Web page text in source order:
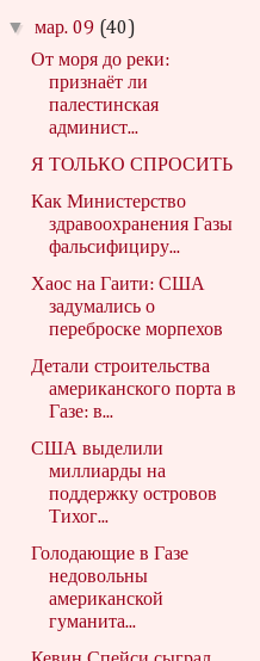
▼мар. 09 (40)
От моря до реки:
признаёт ли
палестинская
админист...
Я ТОЛЬКО СПРОСИТЬ
Как Министерство
здравоохранения Газы
фальсифициру...
Хаос на Гаити: США
задумались о
переброске морпехов
Детали строительства
американского порта в
Газе: в...
США выделили
миллиарды на
поддержку островов
Тихог...
Голодающие в Газе
недовольны
американской
гуманита...